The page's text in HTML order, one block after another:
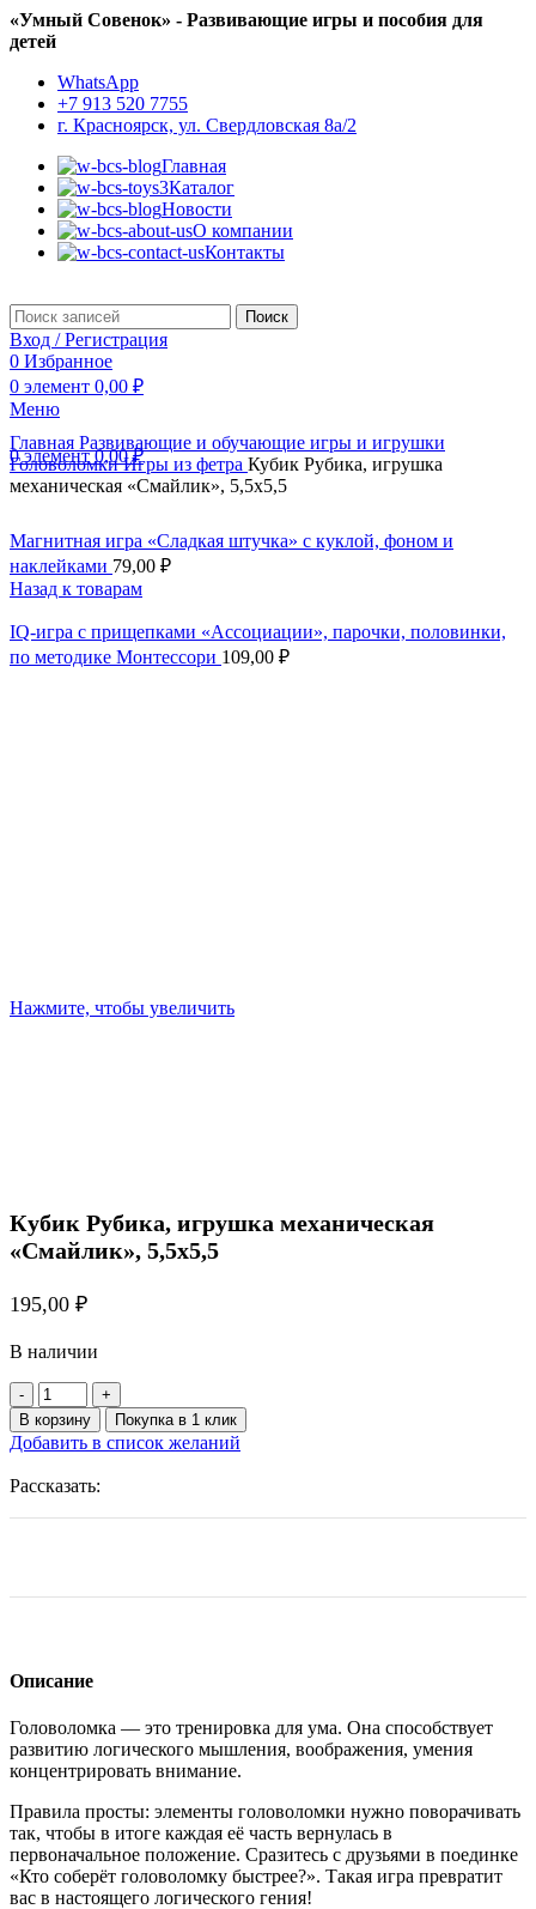
«Умный Совенок» - Развивающие игры и пособия для
детей
WhatsApp
+7 913 520 7755
г. Красноярск, ул. Свердловская 8а/2
Главная
Каталог
Новости
О компании
Контакты
Поиск
Вход / Регистрация
0 Избранное
0 элемент 0,00 ₽
Меню
0элемент 0,00₽
Главная Развивающие и обучающие игры и игрушки
ГоловоломкиИгры из фетра Кубик Рубика, игрушка
механическая «Смайлик», 5,5х5,5
Магнитная игра «Сладкая штучка» с куклой, фоном и
наклейками 79,00 ₽
Назад к товарам
IQ-игра с прищепками «Ассоциации», парочки, половинки,
по методике Монтессори 109,00 ₽
Нажмите, чтобы увеличить
Кубик Рубика, игрушка механическая
«Смайлик», 5,5х5,5
195,00 ₽
В наличии
Количество
товара
Кубик
Рубика,
механическая
«Смайлик»,
В корзину Покупка в 1 клик
Добавить в список желаний
Рассказать:
Описание
Головоломка — это тренировка для ума. Она способствует
развитию логического мышления, воображения, умения
концентрировать внимание.
Правила просты: элементы головоломки нужно поворачивать
так, чтобы в итоге каждая её часть вернулась в
первоначальное положение. Сразитесь с друзьями в поединке
«Кто соберёт головоломку быстрее?». Такая игра превратит
вас в настоящего логического гения!